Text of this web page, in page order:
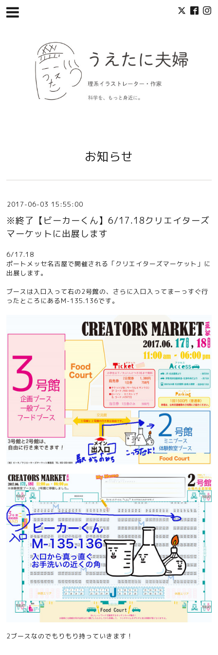
お知らせ
2017-06-03 15:55:00
※終了【ビーカーくん】6/17.18クリエイターズ
マーケットに出展します
6/17.18
ポートメッセ名古屋で開催される「クリエイターズマーケット」に
出展します。
ブースは入口入って右の2号館の、さらに入口入ってまーっすぐ行
ったところにあるM-135.136です。
2ブースなのでもりもり持っていきます！